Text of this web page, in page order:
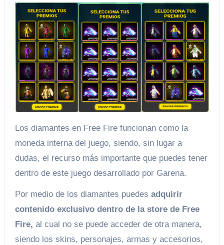
Los diamantes en Free Fire funcionan como la
moneda interna del juego, siendo, sin lugar a
dudas, el recurso más importante que puedes tener
dentro de este juego desarrollado por Garena.
Por medio de los diamantes puedes adquirir
contenido exclusivo dentro de la store de Free
Fire, al cual no se puede acceder de otra manera,
siendo los skins, personajes, armas y accesorios,